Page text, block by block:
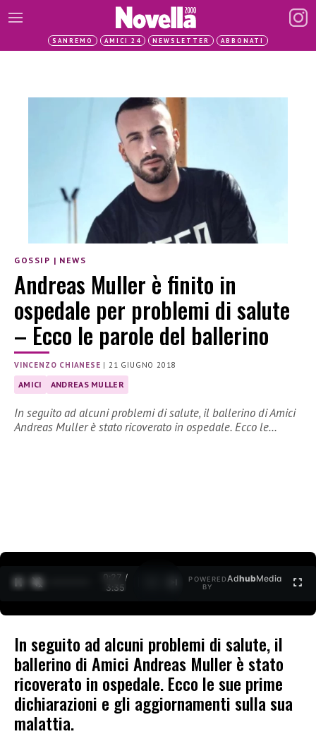
SANREMO AMICI 24 NEWSLETTER ABBONATI
GOSSIP | NEWS
Andreas Muller è finito in
ospedale per problemi di salute
– Ecco le parole del ballerino
VINCENZO CHIANESE |21 GIUGNO 2018
AMICI ANDREAS MULLER
In seguito ad alcuni problemi di salute, il ballerino di Amici
Andreas Muller è stato ricoverato in ospedale. Ecco le…
0:27 /
3:35
POWERED
BY
AdhubMedia
In seguito ad alcuni problemi di salute, il
ballerino di Amici Andreas Muller è stato
ricoverato in ospedale. Ecco le sue prime
dichiarazioni e gli aggiornamenti sulla sua
malattia.